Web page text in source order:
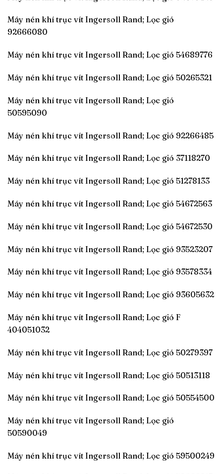
Máy nén khí trục vít Ingersoll Rand; Lọc gió
92666080
Máy nén khí trục vít Ingersoll Rand; Lọc gió 54689776
Máy nén khí trục vít Ingersoll Rand; Lọc gió 50265321
Máy nén khí trục vít Ingersoll Rand; Lọc gió
50595090
Máy nén khí trục vít Ingersoll Rand; Lọc gió 92266485
Máy nén khí trục vít Ingersoll Rand; Lọc gió 37118270
Máy nén khí trục vít Ingersoll Rand; Lọc gió 51278133
Máy nén khí trục vít Ingersoll Rand; Lọc gió 54672563
Máy nén khí trục vít Ingersoll Rand; Lọc gió 54672530
Máy nén khí trục vít Ingersoll Rand; Lọc gió 93523207
Máy nén khí trục vít Ingersoll Rand; Lọc gió 93578334
Máy nén khí trục vít Ingersoll Rand; Lọc gió 93605632
Máy nén khí trục vít Ingersoll Rand; Lọc gió F
404051032
Máy nén khí trục vít Ingersoll Rand; Lọc gió 50279397
Máy nén khí trục vít Ingersoll Rand; Lọc gió 50513118
Máy nén khí trục vít Ingersoll Rand; Lọc gió 50554500
Máy nén khí trục vít Ingersoll Rand; Lọc gió
50590049
Máy nén khí trục vít Ingersoll Rand; Lọc gió 59500249